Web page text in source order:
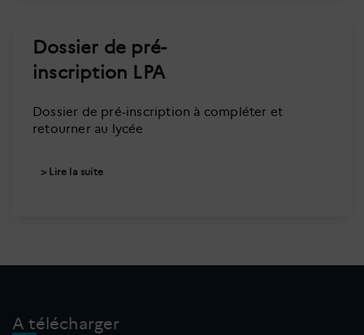
Dossier de pré-
inscription LPA
Dossier de pré-inscription à compléter et
retourner au lycée
Lire la suite
A télécharger